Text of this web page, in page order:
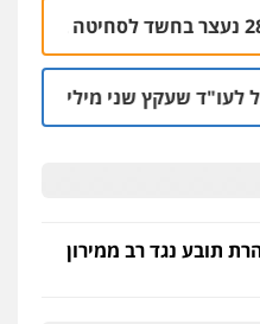
שעקץ שני מיליון שקל על
תובע נגד רב ממירון